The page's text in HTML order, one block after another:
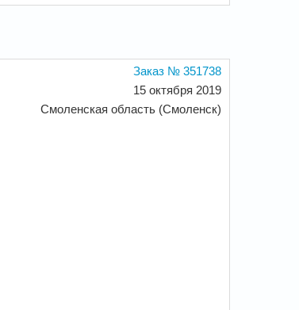
Заказ № 351738
15 октября 2019
Смоленская область (Смоленск)